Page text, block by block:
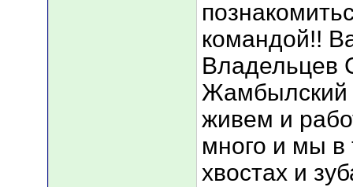
командой!!
Владельцев
живем и
много и мы в
хвостах и